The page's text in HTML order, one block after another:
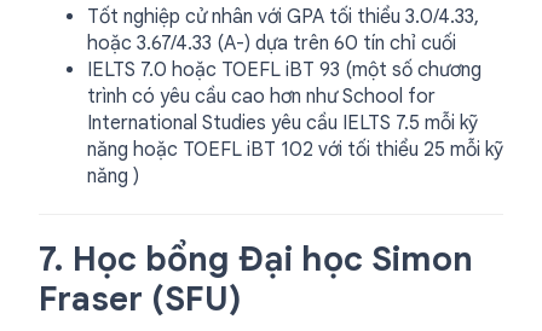
Tốt nghiệp cử nhân với GPA tối thiểu 3.0/4.33,
hoặc 3.67/4.33 (A-) dựa trên 60 tín chỉ cuối
IELTS 7.0 hoặc TOEFL iBT 93 (một số chương
trình có yêu cầu cao hơn như School for
International Studies yêu cầu IELTS 7.5 mỗi kỹ
năng hoặc TOEFL iBT 102 với tối thiểu 25 mỗi kỹ
năng )
7. Học bổng Đại học Simon
Fraser (SFU)